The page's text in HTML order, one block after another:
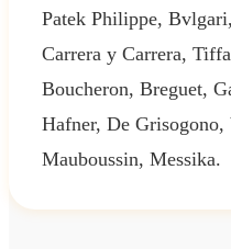
Patek Philippe,
Carrera y Carrera,
Boucheron, Breguet,
Hafner, De Grisogono,
Mauboussin, Messika.